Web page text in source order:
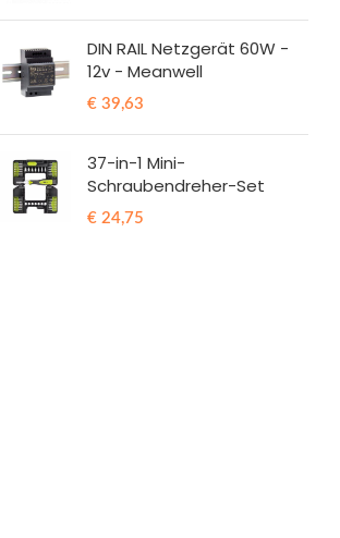
DIN RAIL Netzgerät 60W -
12v - Meanwell
€ 39,63
37-in-1 Mini-
Schraubendreher-Set
€ 24,75